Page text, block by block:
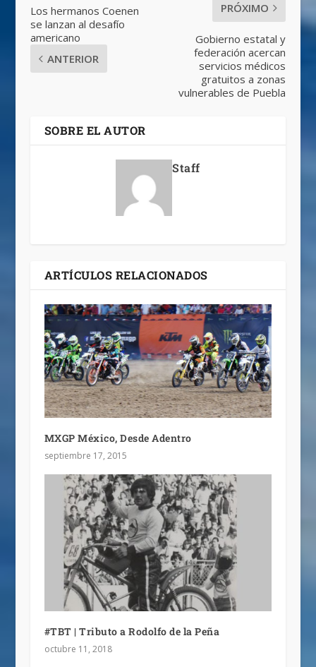
Los hermanos Coenen
se lanzan al desafío
americano
ANTERIOR
PRÓXIMO
Gobierno estatal y
federación acercan
servicios médicos
gratuitos a zonas
vulnerables de Puebla
SOBRE EL AUTOR
Staff
ARTÍCULOS RELACIONADOS
MXGP México, Desde Adentro
septiembre 17, 2015
#TBT | Tributo a Rodolfo de la Peña
octubre 11, 2018